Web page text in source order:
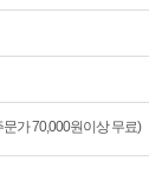
가 70,000원이상 무료)